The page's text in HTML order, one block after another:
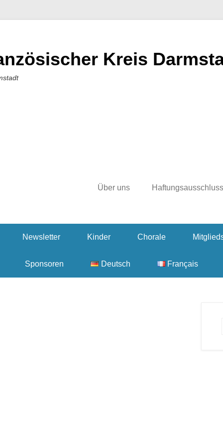
Kreis
Über uns Haftungsausschluss
Newsletter Kinder Chorale
Sponsoren Deutsch Français